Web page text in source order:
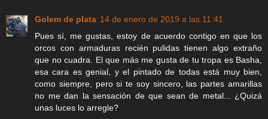
Golem de plata 14 de enero de 2019 a las 11:41
Pues sí, me gustas, estoy de acuerdo contigo en que los
orcos con armaduras recién pulidas tienen algo extraño
que no cuadra. El que más me gusta de tu tropa es Basha,
esa cara es genial, y el pintado de todas está muy bien,
como siempre, pero si te soy sincero, las partes amarillas
no me dan la sensación de que sean de metal... ¿Quizá
unas luces lo arregle?